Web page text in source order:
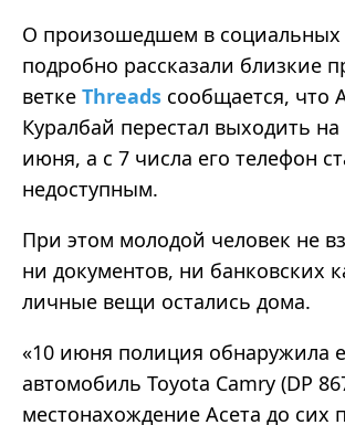
О произошедшем в социальных
подробно рассказали близкие
ветке Threads сообщается, что
Куралбай перестал выходить на
июня, а с 7 числа его телефон
недоступным.
При этом молодой человек не
ни документов, ни банковских
личные вещи остались дома.
«10 июня полиция обнаружила
автомобиль Toyota Camry (DP
местонахождение Асета до сих